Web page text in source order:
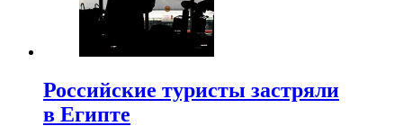
Российские туристы застряли
в Египте